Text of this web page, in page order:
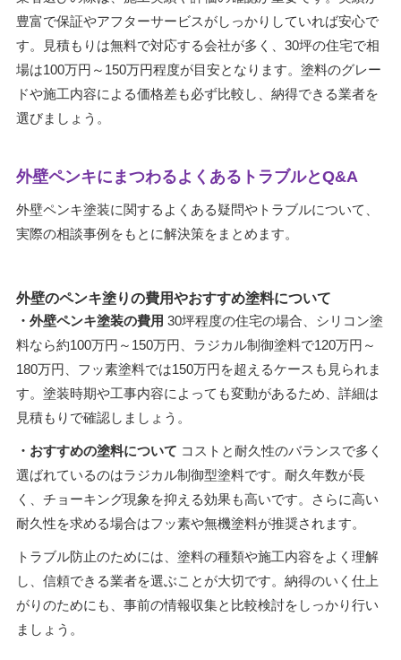
豊富で保証やアフターサービスがしっかりしていれば安心で
す。見積もりは無料で対応する会社が多く、30坪の住宅で相
場は100万円～150万円程度が目安となります。塗料のグレー
ドや施工内容による価格差も必ず比較し、納得できる業者を
選びましょう。
外壁ペンキにまつわるよくあるトラブルとQ&A
外壁ペンキ塗装に関するよくある疑問やトラブルについて、
実際の相談事例をもとに解決策をまとめます。
外壁のペンキ塗りの費用やおすすめ塗料について
・外壁ペンキ塗装の費用 30坪程度の住宅の場合、シリコン塗
料なら約100万円～150万円、ラジカル制御塗料で120万円～
180万円、フッ素塗料では150万円を超えるケースも見られま
す。塗装時期や工事内容によっても変動があるため、詳細は
見積もりで確認しましょう。
・おすすめの塗料について コストと耐久性のバランスで多く
選ばれているのはラジカル制御型塗料です。耐久年数が長
く、チョーキング現象を抑える効果も高いです。さらに高い
耐久性を求める場合はフッ素や無機塗料が推奨されます。
トラブル防止のためには、塗料の種類や施工内容をよく理解
し、信頼できる業者を選ぶことが大切です。納得のいく仕上
がりのためにも、事前の情報収集と比較検討をしっかり行い
ましょう。